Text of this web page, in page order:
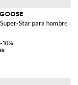
desgastado
Star para hombre
-10%